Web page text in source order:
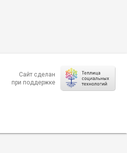
Сайт сделан
при поддержке